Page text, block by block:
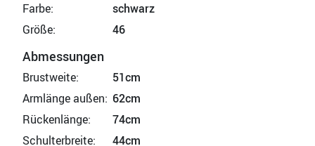
Farbe:
schwarz
Größe:
46
Abmessungen
Brustweite:
51cm
Armlänge außen: 62cm
Rückenlänge:
74cm
Schulterbreite:
44cm